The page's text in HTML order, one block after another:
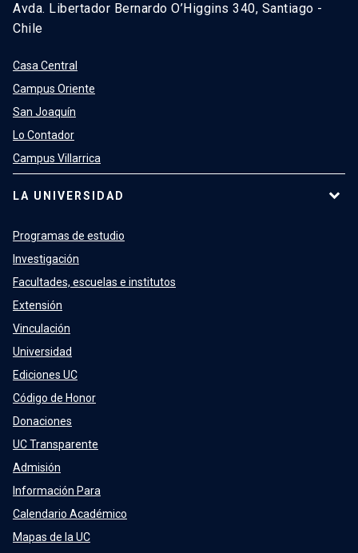
Avda. Libertador Bernardo O’Higgins 340, Santiago -
Chile
Casa Central
Campus Oriente
San Joaquín
Lo Contador
Campus Villarrica
LA UNIVERSIDAD
Programas de estudio
Investigación
Facultades, escuelas e institutos
Extensión
Vinculación
Universidad
Ediciones UC
Código de Honor
Donaciones
UC Transparente
Admisión
Información Para
Calendario Académico
Mapas de la UC